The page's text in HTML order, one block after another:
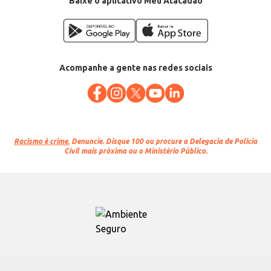
Acompanhe a gente nas redes sociais
Racismo é crime. Denuncie. Disque 100 ou procure a Delegacia de Polícia
Civil mais próxima ou o Ministério Público.